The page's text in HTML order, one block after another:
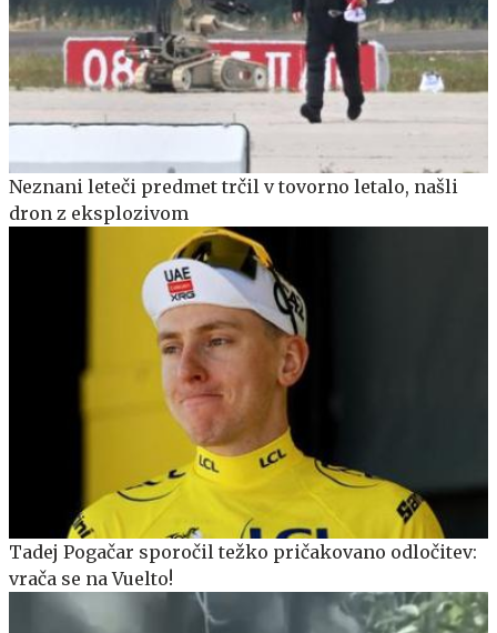
Neznani leteči predmet trčil v tovorno letalo, našli
dron z eksplozivom
Tadej Pogačar sporočil težko pričakovano odločitev:
vrača se na Vuelto!